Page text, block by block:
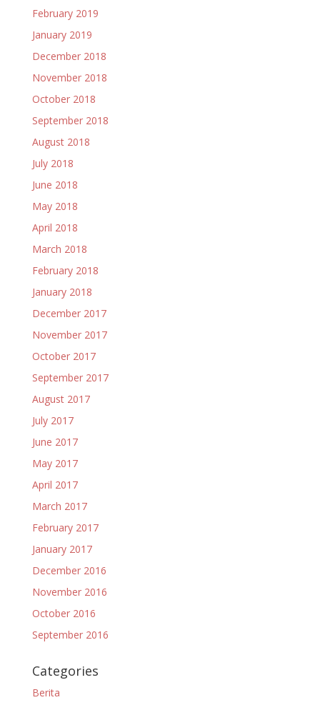
February 2019
January 2019
December 2018
November 2018
October 2018
September 2018
August 2018
July 2018
June 2018
May 2018
April 2018
March 2018
February 2018
January 2018
December 2017
November 2017
October 2017
September 2017
August 2017
July 2017
June 2017
May 2017
April 2017
March 2017
February 2017
January 2017
December 2016
November 2016
October 2016
September 2016
Categories
Berita